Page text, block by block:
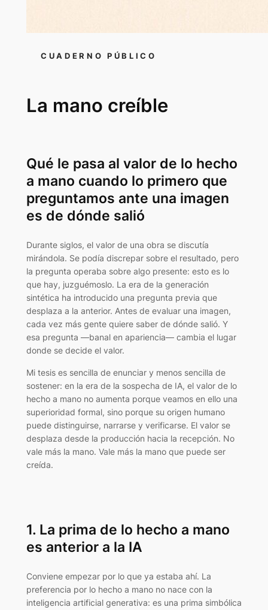
CUADERNO PÚBLICO
La mano creíble
Qué le pasa al valor de lo hecho
a mano cuando lo primero que
preguntamos ante una imagen
es de dónde salió
Durante siglos, el valor de una obra se discutía
mirándola. Se podía discrepar sobre el resultado, pero
la pregunta operaba sobre algo presente: esto es lo
que hay, juzguémoslo. La era de la generación
sintética ha introducido una pregunta previa que
desplaza a la anterior. Antes de evaluar una imagen,
cada vez más gente quiere saber de dónde salió. Y
esa pregunta —banal en apariencia— cambia el lugar
donde se decide el valor.
Mi tesis es sencilla de enunciar y menos sencilla de
sostener: en la era de la sospecha de IA, el valor de lo
hecho a mano no aumenta porque veamos en ello una
superioridad formal, sino porque su origen humano
puede distinguirse, narrarse y verificarse. El valor se
desplaza desde la producción hacia la recepción. No
vale más la mano. Vale más la mano que puede ser
creída.
1. La prima de lo hecho a mano
es anterior a la IA
Conviene empezar por lo que ya estaba ahí. La
preferencia por lo hecho a mano no nace con la
inteligencia artificial generativa: es una prima simbólica